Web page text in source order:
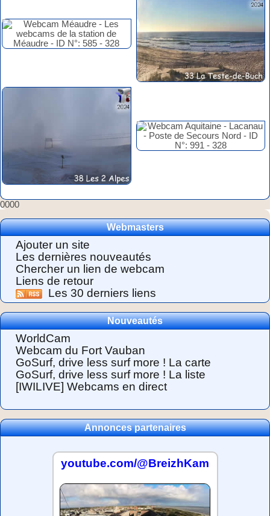
0000
Webmasters
Ajouter un site
Les dernières nouveautés
Chercher un lien de webcam
Liens de retour
Les 30 derniers liens
Nouveautés
WorldCam
Webcam du Fort Vauban
GoSurf, drive less surf more ! La carte
GoSurf, drive less surf more ! La liste
[IWILIVE] Webcams en direct
Annonces partenaires
youtube.com/@BreizhKam